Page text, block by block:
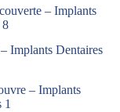
– Implants
8
Implants Dentaires
– Implants
1